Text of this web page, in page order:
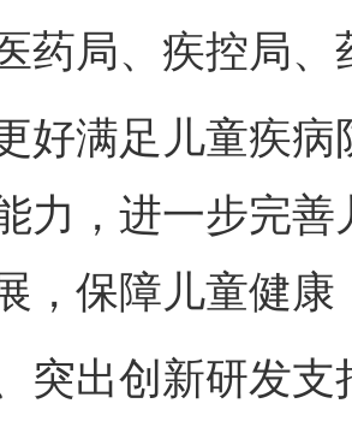
药局、疾控局、
满足儿童疾病
力，进一步完
，保障儿童健
出创新研发支